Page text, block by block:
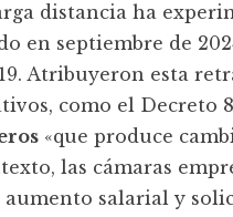
distancia ha
en septiembre de
Atribuyeron esta
como el Decreto
«que produce
las cámaras
salarial y